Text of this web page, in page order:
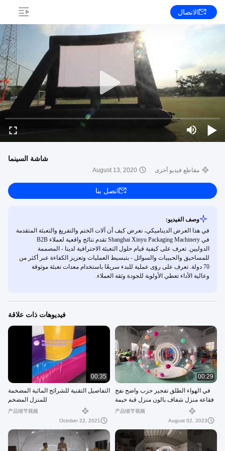
الاتصال
شاشة السينما
مقاطع فيديو أخرى August 13, 2020
اتصل بنا
وصف الفيديو:
في هذا العرض الديناميكي، نعرض كيف أن آلات الختم والتفريغ والتعبئة المتقدمة
في Shanghai Xinyu Packaging Machinery تقدم نتائج واقعية لعملاء B2B
الدوليين. تعرف على كيفية قيام حلول التعبئة الاحترافية لدينا - المصممة
للمساحيق والحبيبات والسوائل - بتبسيط العمليات وتعزيز الكفاءة عبر أكثر من
70 دولة. تعرف على رؤى عملية للبدء سريعًا باستخدام معدات تعبئة موثوقة
وعالية الأداء تعطي الأولوية للجودة وثقة العملاء.
فيديوهات ذات علاقة
00:29
في الهواء الطلق تفجير حزب واضح نفخ
فقاعة منزل شفاف بالون منزل قبة خيمة
产品细节视频
August 02, 2023
00:35
التفاصيل التقنية للشرائح المائية المضخمة
للمنزل المضخم
产品细节视频
October 22, 2021